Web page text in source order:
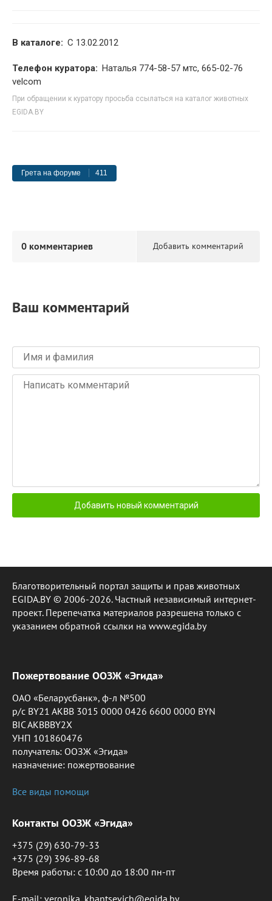
В каталоге: С 13.02.2012
Телефон куратора: Наталья 774-58-57 мтс, 665-02-76
velcom
При обращении к куратору просьба ссылаться на каталог животных
EGIDA.BY
Грета на форуме 411
Добавить комментарий
0 комментариев
Ваш комментарий
Благотворительный портал защиты и прав животных
EGIDA.BY © 2006-2026. Частный независимый интернет-
проект. Перепечатка материалов разрешена только с
указанием обратной ссылки на www.egida.by
Пожертвование ООЗЖ «Эгида»
ОАО «Беларусбанк», ф-л №500
р/с BY21 AKBB 3015 0000 0426 6600 0000 BYN
BIC AKBBBY2X
УНП 101860476
получатель: ООЗЖ «Эгида»
назначение: пожертвование
Все виды помощи
Контакты ООЗЖ «Эгида»
+375 (29) 630-79-33
+375 (29) 396-89-68
Время работы: c 10:00 до 18:00 пн-пт
E-mail: veronika_khantsevich@egida.by